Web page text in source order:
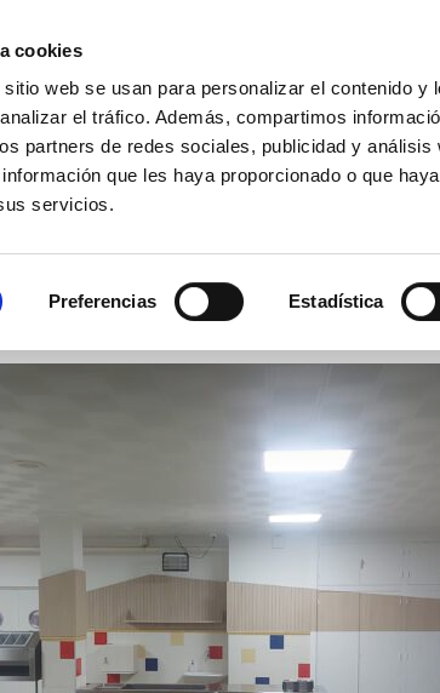
cookies
web se usan para personalizar el contenido y
el tráfico. Además, compartimos
partners de redes sociales, publicidad y análisis
que les haya proporcionado o que
servicios.
Preferencias Estadística
La Purísima Alzira
de la Inmaculada
ETAPAS HEMEROTECA PREMIOS